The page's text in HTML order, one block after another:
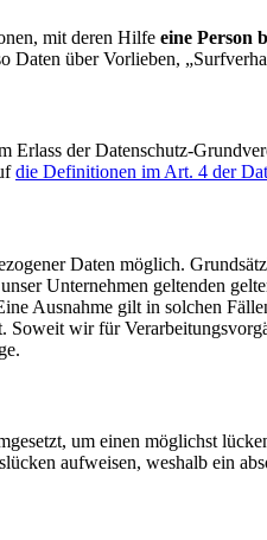
mit deren Hilfe eine Person
über Vorlieben,
Erlass der Datenschutz-
die Definitionen im Art. 4 der
Daten möglich.
Unternehmen geltenden
Ausnahme gilt in solchen
Soweit wir für
um einen möglichst
aufweisen, weshalb ein